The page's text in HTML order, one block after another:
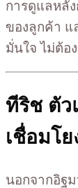
การดูแลหลั
ของลูกค้า แ
มั่นใจ ไม่ต้อ
ทีริช ตัว
เชื่อมโ
นอกจากอิฐม